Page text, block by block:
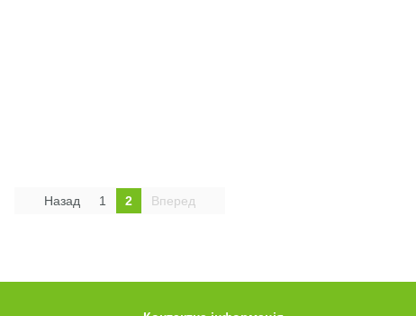
Назад 1 2 Вперед